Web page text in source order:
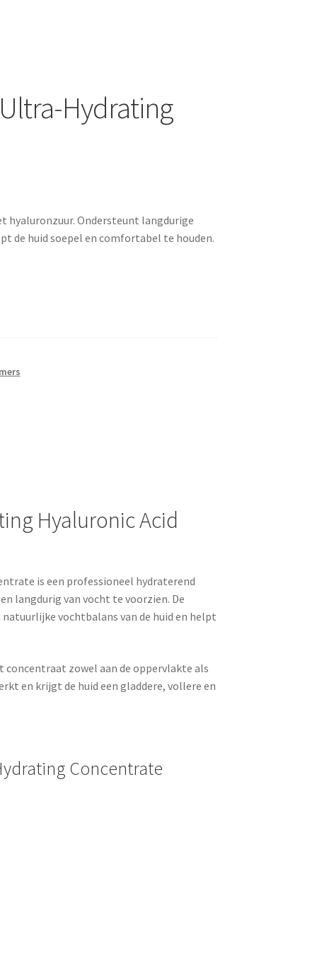
Hydrating
hyaluronzuur. Ondersteunt langdurige
de huid soepel en comfortabel te houden.
Hyaluronic Acid
is een professioneel hydraterend
langdurig van vocht te voorzien. De
vochtbalans van de huid en helpt
zowel aan de oppervlakte als
en krijgt de huid een gladdere, vollere en
Concentrate